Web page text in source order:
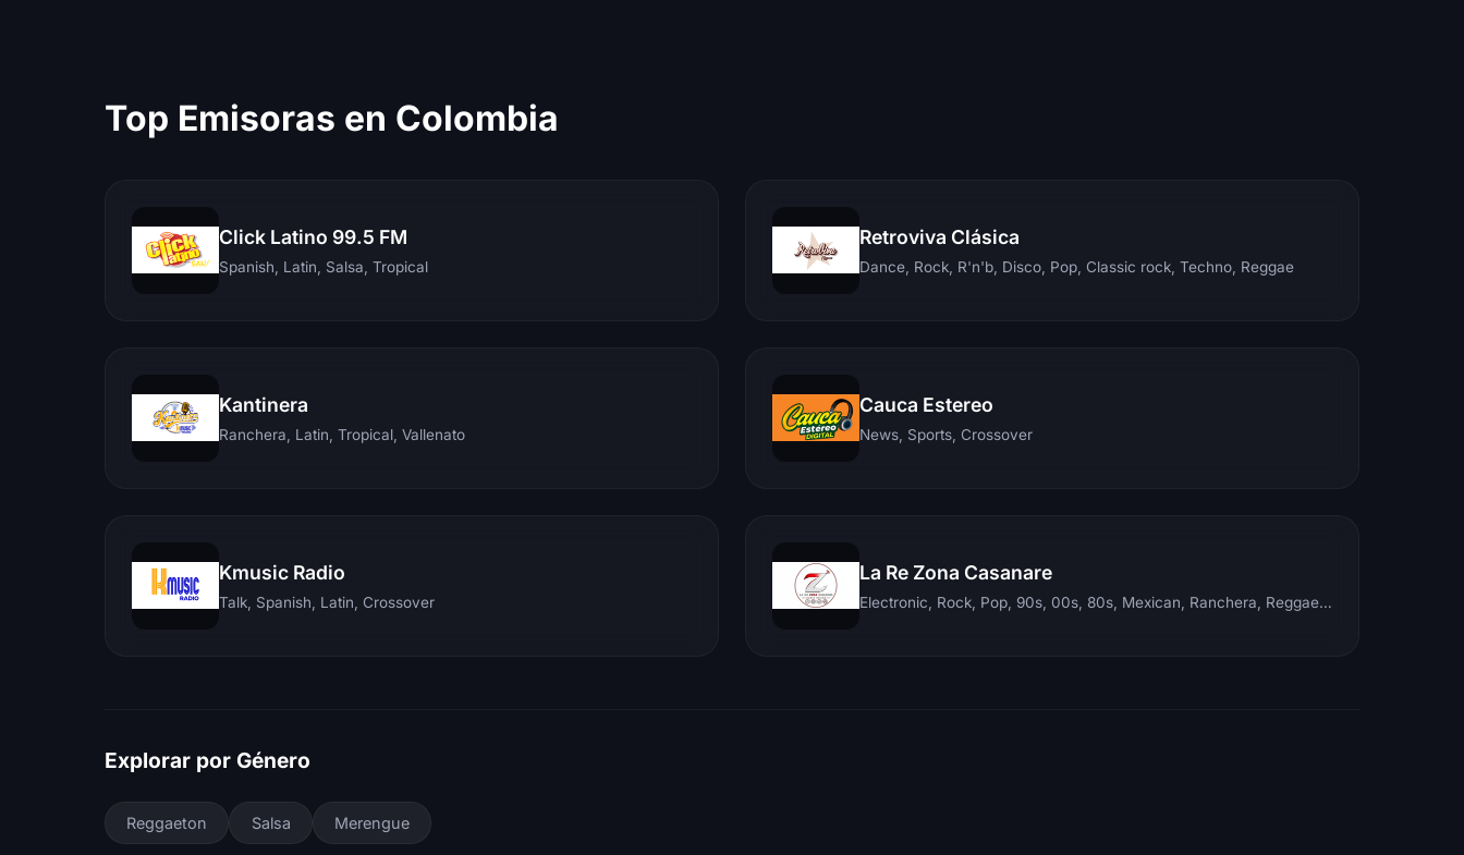
Top Emisoras en Colombia
Click Latino 99.5 FM
Spanish, Latin, Salsa, Tropical
Retroviva Clásica
Dance, Rock, R'n'b, Disco, Pop, Classic rock, Techno, Reggae
Kantinera
Ranchera, Latin, Tropical, Vallenato
Cauca Estereo
News, Sports, Crossover
Kmusic Radio
Talk, Spanish, Latin, Crossover
La Re Zona Casanare
Electronic, Rock, Pop, 90s, 00s, 80s, Mexican, Ranchera, Reggaeton, Instrumental, Salsa, Merengue, Tropical, Romantic, Vallenato, Llanera
Explorar por Género
Reggaeton Salsa Merengue